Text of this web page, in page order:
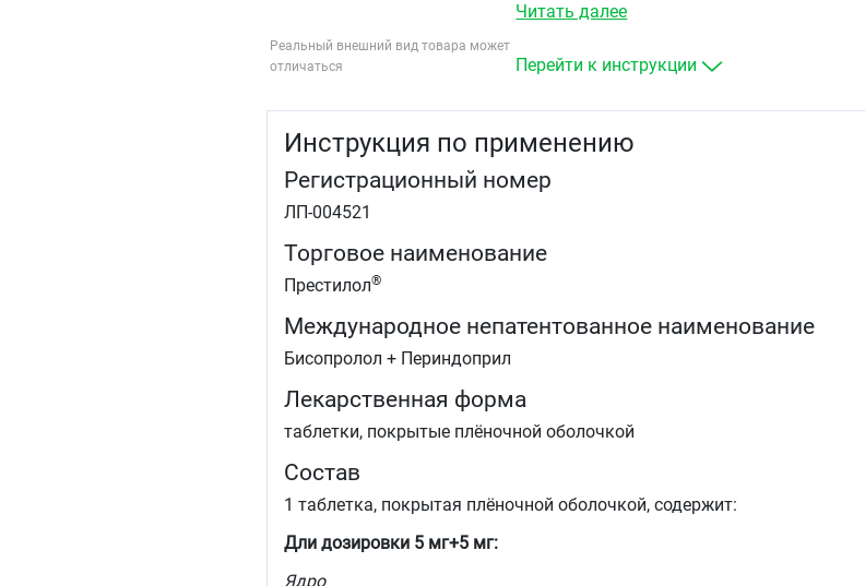
Реальный внешний вид товара может
отличаться
левого желудочка у взрослых пациентов,
соответствующих дозах.
Читать далее
Перейти к инструкции
Инструкция по применению
Регистрационный номер
ЛП-004521
Торговое наименование
Престилол®
Международное непатентованное наименование
Бисопролол + Периндоприл
Лекарственная форма
таблетки, покрытые плёночной оболочкой
Состав
1 таблетка, покрытая плёночной оболочкой, содержит:
Дли дозировки 5 мг+5 мг:
Ядро